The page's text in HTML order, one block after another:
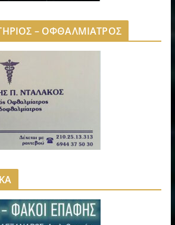
– ΟΦΘΑΛΜΙΑΤΡΟΣ